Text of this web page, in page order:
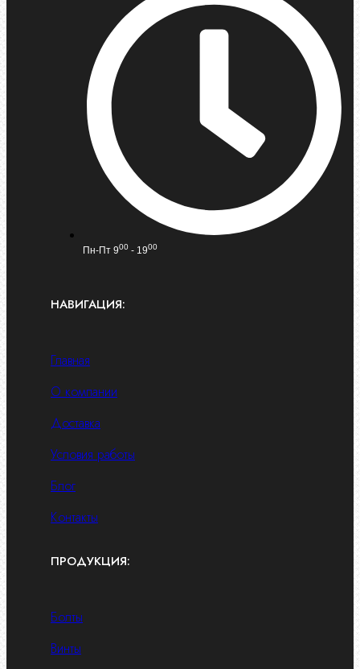
Пн-Пт 900 - 1900
НАВИГАЦИЯ:
Главная
О компании
Доставка
Условия работы
Блог
Контакты
ПРОДУКЦИЯ:
Болты
Винты